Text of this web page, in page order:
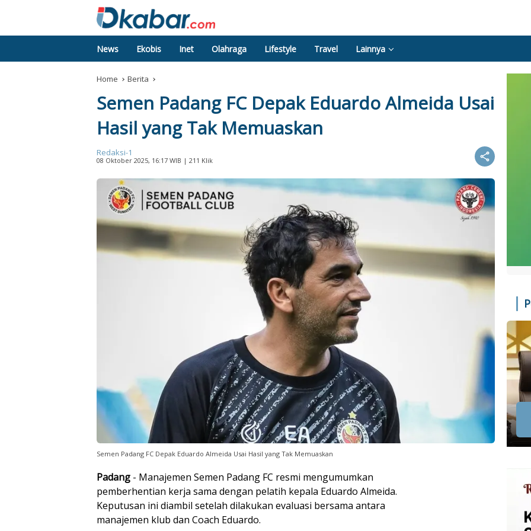
News Ekobis Inet Olahraga Lifestyle Travel Lainnya
Home Berita
Semen Padang FC Depak Eduardo Almeida Usai
Hasil yang Tak Memuaskan
Redaksi-1
08 Oktober 2025, 16:17 WIB | 211 Klik
Semen Padang FC Depak Eduardo Almeida Usai Hasil yang Tak Memuaskan
Padang - Manajemen Semen Padang FC resmi mengumumkan
pemberhentian kerja sama dengan pelatih kepala Eduardo Almeida.
Keputusan ini diambil setelah dilakukan evaluasi bersama antara
manajemen klub dan Coach Eduardo.